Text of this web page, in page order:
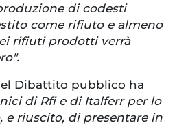
di codesti
come rifiuto e almeno
rifiuti prodotti verrà
Dibattito pubblico ha
di Rfi e di Italferr per lo
e riuscito, di presentare in